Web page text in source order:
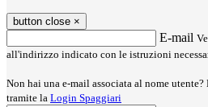
button close ×
E-mail
all'indirizzo indicato con le istruzioni
Non hai una e-mail associata al nome
tramite la Login Spaggiari